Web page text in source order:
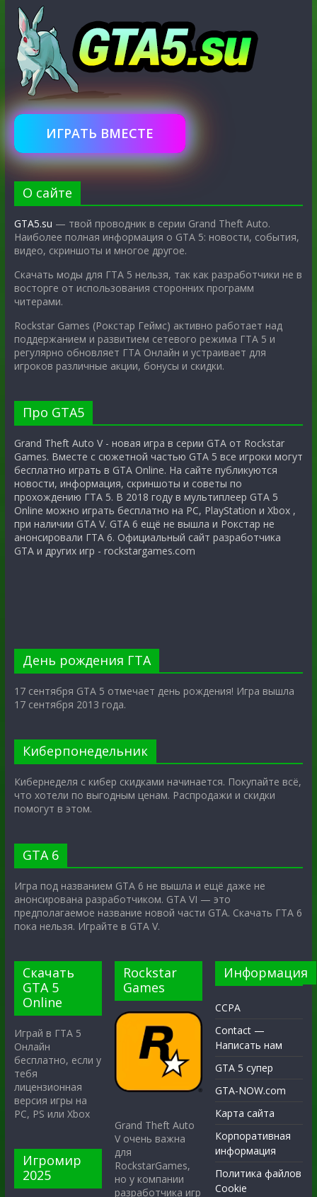
ИГРАТЬ ВМЕСТЕ
О сайте
GTA5.su — твой проводник в серии Grand Theft Auto.
Наиболее полная информация о GTA 5: новости, события,
видео, скриншоты и многое другое.
Скачать моды для ГТА 5 нельзя, так как разработчики не в
восторге от использования сторонних программ
читерами.
Rockstar Games (Рокстар Геймс) активно работает над
поддержанием и развитием сетевого режима ГТА 5 и
регулярно обновляет ГТА Онлайн и устраивает для
игроков различные акции, бонусы и скидки.
Про GTA5
Grand Theft Auto V - новая игра в серии GTA от Rockstar
Games. Вместе с сюжетной частью GTA 5 все игроки могут
бесплатно играть в GTA Online. На сайте публикуются
новости, информация, скриншоты и советы по
прохождению ГТА 5. В 2018 году в мультиплеер GTA 5
Online можно играть бесплатно на PC, PlayStation и Xbox ,
при наличии GTA V. GTA 6 ещё не вышла и Рокстар не
анонсировали ГТА 6. Официальный сайт разработчика
GTA и других игр - rockstargames.com
День рождения ГТА
17 сентября GTA 5 отмечает день рождения! Игра вышла
17 сентября 2013 года.
Киберпонедельник
Кибернеделя с кибер скидками начинается. Покупайте всё,
что хотели по выгодным ценам. Распродажи и скидки
помогут в этом.
GTA 6
Игра под названием GTA 6 не вышла и ещё даже не
анонсирована разработчиком. GTA VI — это
предполагаемое название новой части GTA. Скачать ГТА 6
пока нельзя. Играйте в GTA V.
Скачать
GTA 5
Online
Играй в ГТА 5
Онлайн
бесплатно, если у
тебя
лицензионная
версия игры на
PC, PS или Xbox
Игромир
2025
Rockstar
Games
Grand Theft Auto
V очень важна
для
RockstarGames,
но у компании
разработчика игр
Информация
CCPA
Contact —
Написать нам
GTA 5 супер
GTA-NOW.com
Карта сайта
Корпоративная
информация
Политика файлов
Cookie